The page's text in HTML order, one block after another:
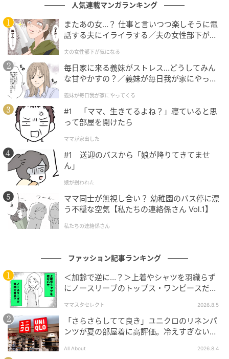
「ビー・ゼロワン」ブレスレット［K18PG］
¥335,500（ブルガリ／ブルガリ・ジャパン）
SWEETWEB.JP
「ビー・ゼロワン」リング［K18PG×DIA］
¥775,500（ブルガリ／ブルガリ・ジャパン）
photo : KYOSUKE AZUMA(model), HIDETAKE
NISHIHARA[TENT](still)
hair & make-up : ASUMI WASHIZUKA
model : SEI SHIRAISHI
cooperation : BACKGROUNDS FACTORY
text : ERI UMEDA
人気連載マンガランキング
またあの女…？ 仕事と言いつつ楽しそうに電
話する夫にイライラする／夫の女性部下が気
夫の女性部下が気になる
毎日家に来る義妹がストレス…どうしてみん
な甘やかすの？／義妹が毎日我が家にやって
が】
義妹が毎日我が家にやってくる
#1 「ママ、生きてるよね？」寝ていると思
って部屋を開けたら
ママが家出した
#1 送迎のバスから「娘が降りてきてませ
ん」
娘が拐われた
ママ同士が無視し合い？ 幼稚園のバス停に漂
う不穏な空気【私たちの連絡係さん Vol.1】
私たちの連絡係さん
ファッション記事ランキング
＜加齢で逆に…？＞上着やシャツを羽織らず
にノースリーブのトップス・ワンピースだけ
ママスタセレクト 2026.8.5
「さらさらしてて良き」ユニクロのリネンパ
ンツが夏の部屋着に高評価。冷えすぎない肌
All About 2026.8.4